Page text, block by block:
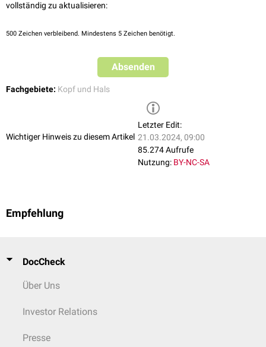
vollständig zu aktualisieren:
500 Zeichen verbleibend. Mindestens 5 Zeichen benötigt.
Absenden
Fachgebiete: Kopf und Hals
Wichtiger Hinweis zu diesem Artikel
Letzter Edit:
21.03.2024, 09:00
85.274 Aufrufe
Nutzung: BY-NC-SA
Empfehlung
DocCheck
Über Uns
Investor Relations
Presse